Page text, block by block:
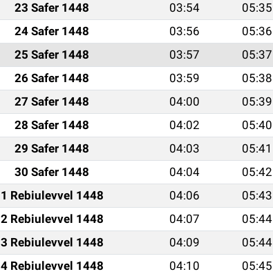
23 Safer 1448 03:54 05:35
24 Safer 1448 03:56 05:36
25 Safer 1448 03:57 05:37
26 Safer 1448 03:59 05:38
27 Safer 1448 04:00 05:39
28 Safer 1448 04:02 05:40
29 Safer 1448 04:03 05:41
30 Safer 1448 04:04 05:42
1 Rebiulevvel 1448 04:06 05:43
2 Rebiulevvel 1448 04:07 05:44
3 Rebiulevvel 1448 04:09 05:44
4 Rebiulevvel 1448 04:10 05:45